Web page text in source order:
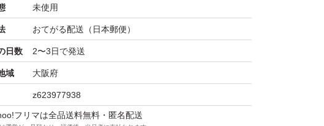
渉はOFFです！！！
＆削除します！！！
間の無駄ですので、お辞めくださいませ！！
願いいたします。
ンド 無塩ミックスナッツ 45g 21袋入
未使用
おてがる配送（日本郵便）
日数 2〜3日で発送
域 大阪府
z623977938
フリマは全品送料無料・匿名配送